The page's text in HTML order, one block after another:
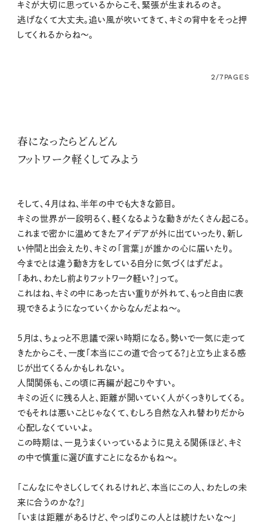
キミが大切に思っているからこそ、緊張が生まれるのさ。
逃げなくて大丈夫。追い風が吹いてきて、キミの背中をそっと押
してくれるからね〜。
2/7PAGES
春になったらどんどん
フットワーク軽くしてみよう
そして、4月はね、半年の中でも大きな節目。
キミの世界が一段明るく、軽くなるような動きがたくさん起こる。
これまで密かに温めてきたアイデアが外に出ていったり、新し
い仲間と出会えたり、キミの「言葉」が誰かの心に届いたり。
今までとは違う動き方をしている自分に気づくはずだよ。
「あれ、わたし前よりフットワーク軽い？」って。
これはね、キミの中にあった古い重りが外れて、もっと自由に表
現できるようになっていくからなんだよね〜。
5月は、ちょっと不思議で深い時期になる。勢いで一気に走って
きたからこそ、一度「本当にこの道で合ってる？」と立ち止まる感
じが出てくるんかもしれない。
人間関係も、この頃に再編が起こりやすい。
キミの近くに残る人と、距離が開いていく人がくっきりしてくる。
でもそれは悪いことじゃなくて、むしろ自然な入れ替わりだから
心配しなくていいよ。
この時期は、一見うまくいっているように見える関係ほど、キミ
の中で慎重に選び直すことになるかもね〜。
「こんなにやさしくしてくれるけれど、本当にこの人、わたしの未
来に合うのかな？」
「いまは距離があるけど、やっぱりこの人とは続けたいな〜」